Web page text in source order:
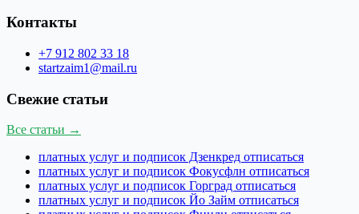
Контакты
+7 912 802 33 18
startzaim1@mail.ru
Свежие статьи
Все статьи →
платных услуг и подписок Дзенкред отписаться
платных услуг и подписок Фокусфлн отписаться
платных услуг и подписок Горград отписаться
платных услуг и подписок Йо Займ отписаться